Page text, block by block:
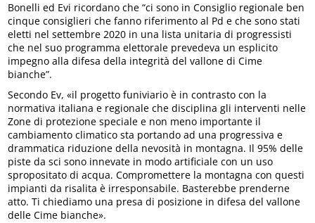
Bonelli ed Evi ricordano che “ci sono in Consiglio regionale ben
cinque consiglieri che fanno riferimento al Pd e che sono stati
eletti nel settembre 2020 in una lista unitaria di progressisti
che nel suo programma elettorale prevedeva un esplicito
impegno alla difesa della integrità del vallone di Cime
bianche”.
Secondo Ev, «il progetto funiviario è in contrasto con la
normativa italiana e regionale che disciplina gli interventi nelle
Zone di protezione speciale e non meno importante il
cambiamento climatico sta portando ad una progressiva e
drammatica riduzione della nevosità in montagna. Il 95% delle
piste da sci sono innevate in modo artificiale con un uso
spropositato di acqua. Compromettere la montagna con questi
impianti da risalita è irresponsabile. Basterebbe prenderne
atto. Ti chiediamo una presa di posizione in difesa del vallone
delle Cime bianche».